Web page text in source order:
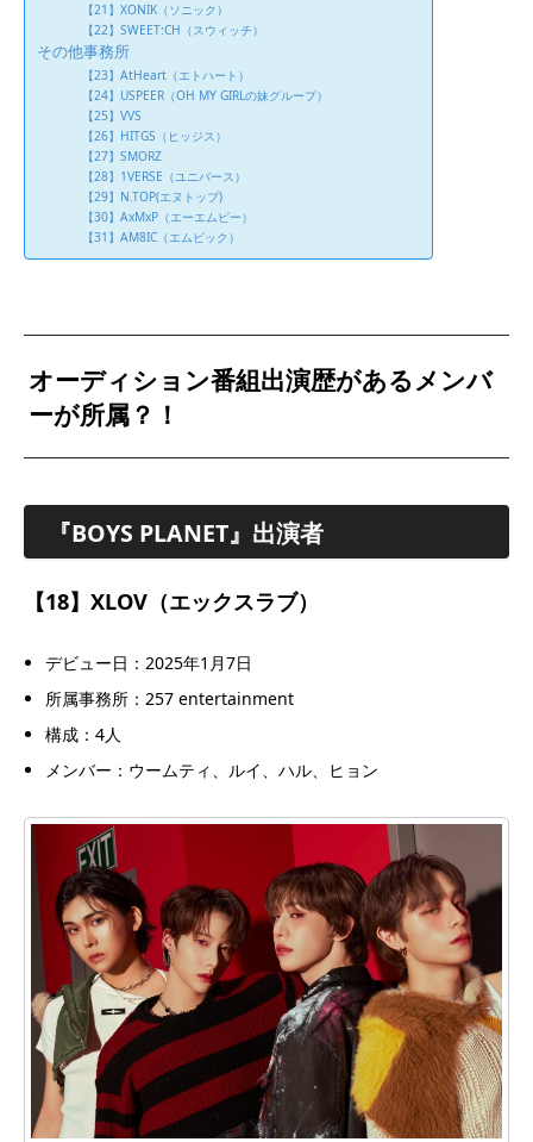
【21】XONIK（ソニック）
【22】SWEET:CH（スウィッチ）
その他事務所
【23】AtHeart（エトハート）
【24】USPEER（OH MY GIRLの妹グループ）
【25】VVS
【26】HITGS（ヒッジス）
【27】SMORZ
【28】1VERSE（ユニバース）
【29】N.TOP(エヌトップ)
【30】AxMxP（エーエムピー）
【31】AM8IC（エムビック）
オーディション番組出演歴があるメンバ
ーが所属？！
『BOYS PLANET』出演者
【18】XLOV（エックスラブ）
デビュー日：2025年1月7日
所属事務所：257 entertainment
構成：4人
メンバー：ウームティ、ルイ、ハル、ヒョン